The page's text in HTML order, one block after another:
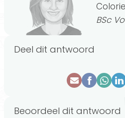
BSc
Deel dit antwoord
Beoordeel dit antwoord